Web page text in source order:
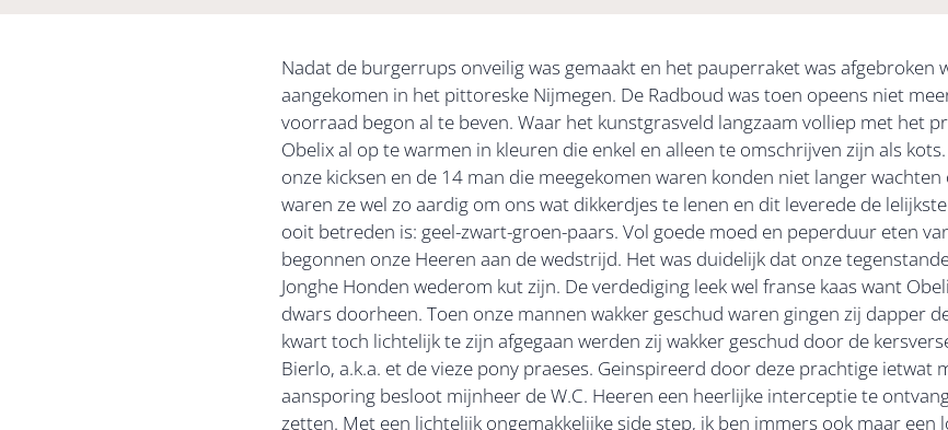
Nadat de burgerrups onveilig was gemaakt en het pauperraket was afgebroken
aangekomen in het pittoreske Nijmegen. De Radboud was toen opeens niet
voorraad begon al te beven. Waar het kunstgrasveld langzaam volliep met het
Obelix al op te warmen in kleuren die enkel en alleen te omschrijven zijn als
onze kicksen en de 14 man die meegekomen waren konden niet langer
waren ze wel zo aardig om ons wat dikkerdjes te lenen en dit leverede de
ooit betreden is: geel-zwart-groen-paars. Vol goede moed en peperduur eten
begonnen onze Heeren aan de wedstrijd. Het was duidelijk dat onze
Jonghe Honden wederom kut zijn. De verdediging leek wel franse kaas want
dwars doorheen. Toen onze mannen wakker geschud waren gingen zij dapper
kwart toch lichtelijk te zijn afgegaan werden zij wakker geschud door de
Bierlo, a.k.a. et de vieze pony praeses. Geinspireerd door deze prachtige ietwat
aansporing besloot mijnheer de W.C. Heeren een heerlijke interceptie te
zetten. Met een lichtelijk ongemakkelijke side step, ik ben immers ook maar een